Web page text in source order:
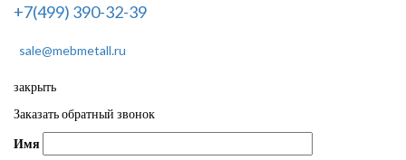
+7(499) 390-32-39
sale@mebmetall.ru
закрыть
Заказать обратный звонок
Имя